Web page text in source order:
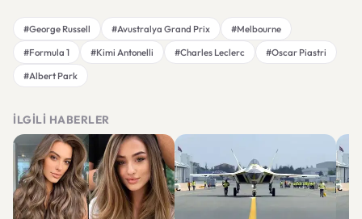
#George Russell #Avustralya Grand Prix
#Melbourne
#Formula 1
#Kimi Antonelli #Charles Leclerc
#Oscar Piastri
#Albert Park
İLGILI HABERLER